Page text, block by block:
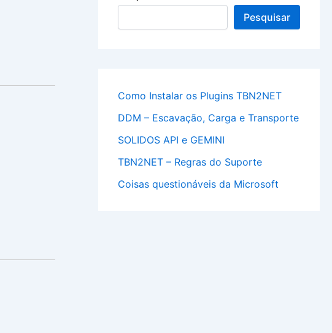
Pesquisar
Como Instalar os Plugins TBN2NET
DDM – Escavação, Carga e Transporte
SOLIDOS API e GEMINI
TBN2NET – Regras do Suporte
Coisas questionáveis da Microsoft